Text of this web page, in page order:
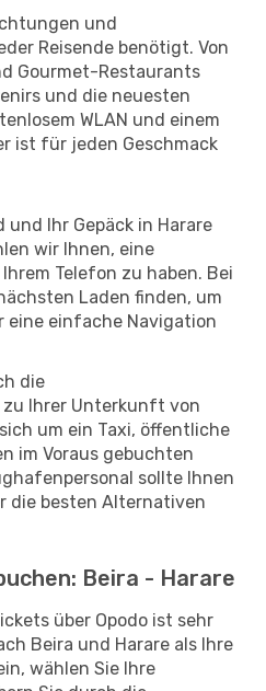
und
Reisende benötigt. Von
Gourmet-Restaurants
und die neuesten
WLAN und einem
ist für jeden Geschmack
Ihr Gepäck in Harare
wir Ihnen, eine
Telefon zu haben. Bei
Laden finden, um
eine einfache Navigation
die
Ihrer Unterkunft von
um ein Taxi, öffentliche
im Voraus gebuchten
sollte Ihnen
die besten Alternativen
Beira - Harare
über Opodo ist sehr
Beira und Harare als Ihre
wählen Sie Ihre